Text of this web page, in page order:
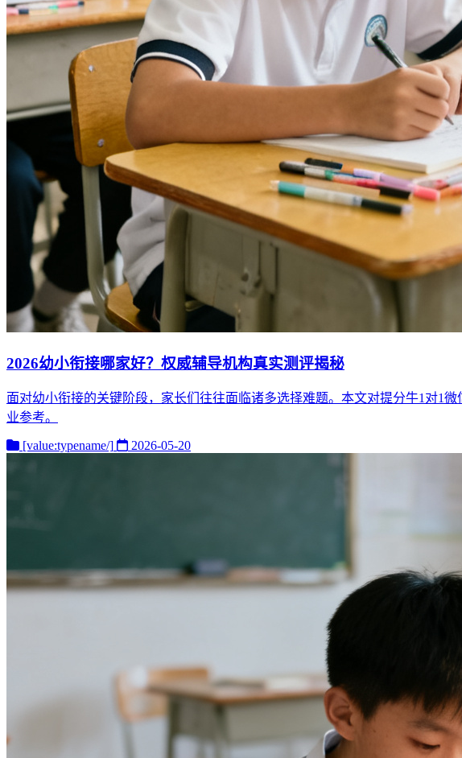
2026幼小衔接哪家好？权威辅导机构真实测评揭秘
面对幼小衔接的关键阶段，家长们往往面临诸多选择难题。本文对提分牛1对1
业参考。
[value:typename/] 2026-05-20